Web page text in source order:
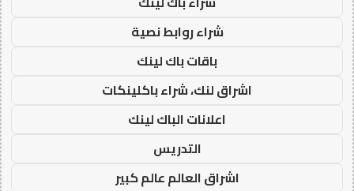
شراء روابط نصية
باقات باك لينك
اشراق لنك، شراء باكلينكات
اعلانات الباك لينك
التدريس
اشراق العالم عالم كبير